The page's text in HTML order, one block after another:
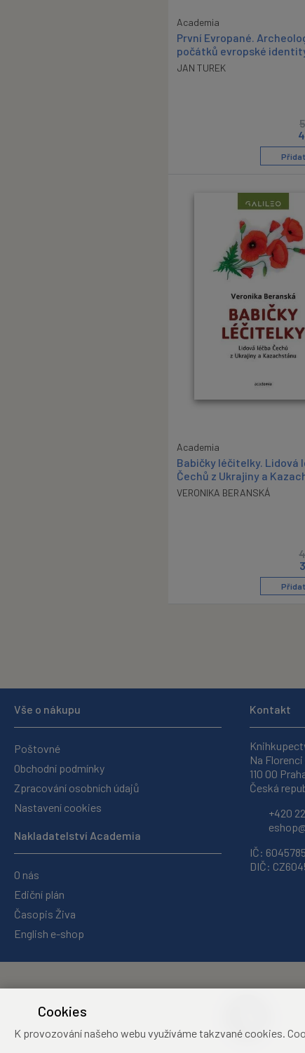
Academia
První Evropané.
počátků evropské
JAN TUREK
Academia
Babičky léčitelky. Lidová
Čechů z Ukrajiny a
VERONIKA BERANSKÁ
Vše o nákupu
Poštovné
Obchodní podmínky
Zpracování osobních údajů
Nastavení cookies
Nakladatelství Academia
O nás
Ediční plán
Časopis Živa
English e-shop
Kontakt
Na Florenci
110 00
Česká
+420
IČ:
DIČ:
Cookies
K provozování našeho webu využíváme takzvané cookies.